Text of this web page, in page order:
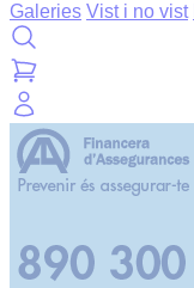
Galeries Vist i no vist